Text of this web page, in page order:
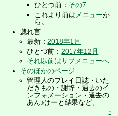
ひとつ前： その7
これより前は メニューか
ら。
戯れ言
最新： 2018年1月
ひとつ前： 2017年12月
それ以前はサブメニューへ
そのほかのページ
管理人のプレイ日誌・いた
だきもの・謝辞・過去のイ
ンフォメーション・過去の
あん♪けーと結果など。
↑